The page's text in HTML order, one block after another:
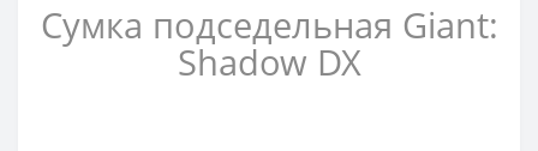
Сумка подседельная Giant:
Shadow DX